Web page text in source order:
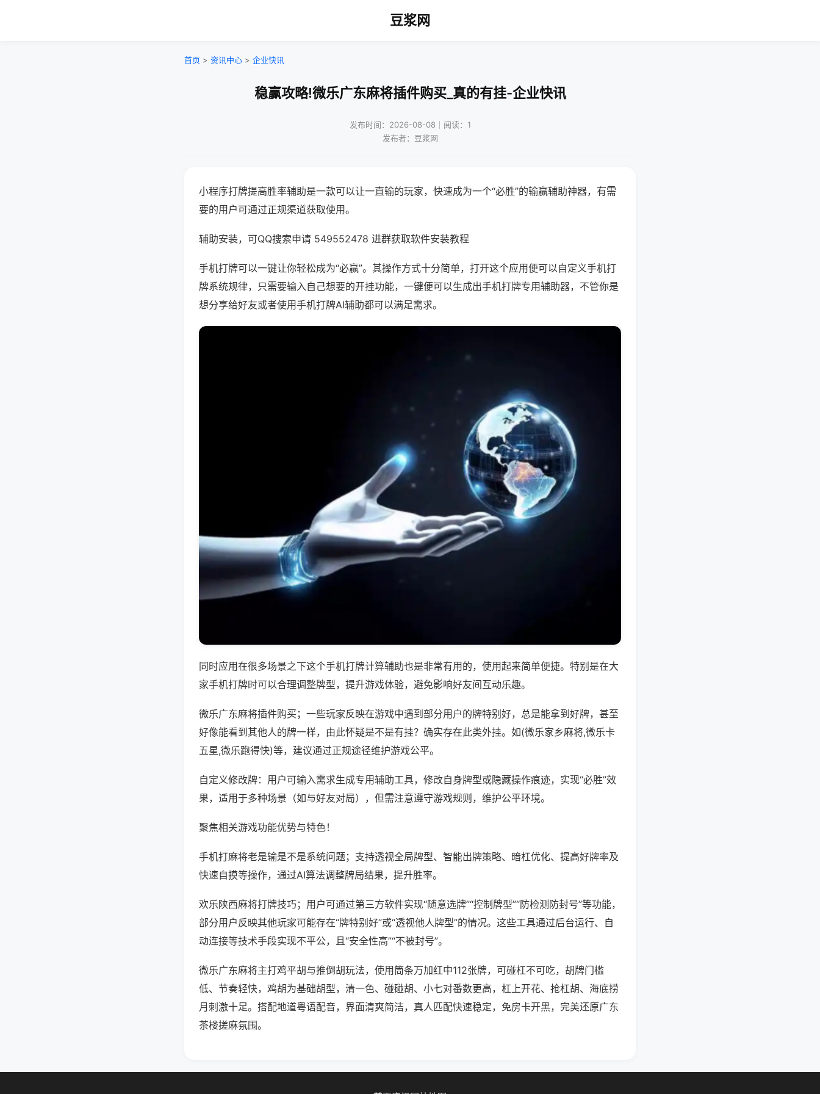
豆浆网
首页 > 资讯中心 > 企业快讯
稳赢攻略!微乐广东麻将插件购买_真的有挂-企业快讯
发布时间：2026-08-08｜阅读：1
发布者：豆浆网
小程序打牌提高胜率辅助是一款可以让一直输的玩家，快速成为一个“必胜”的输赢辅助神器，有需
要的用户可通过正规渠道获取使用。
辅助安装，可QQ搜索申请 549552478 进群获取软件安装教程
手机打牌可以一键让你轻松成为“必赢”。其操作方式十分简单，打开这个应用便可以自定义手机打
牌系统规律，只需要输入自己想要的开挂功能，一键便可以生成出手机打牌专用辅助器，不管你是
想分享给好友或者使用手机打牌AI辅助都可以满足需求。
同时应用在很多场景之下这个手机打牌计算辅助也是非常有用的，使用起来简单便捷。特别是在大
家手机打牌时可以合理调整牌型，提升游戏体验，避免影响好友间互动乐趣。
微乐广东麻将插件购买；一些玩家反映在游戏中遇到部分用户的牌特别好，总是能拿到好牌，甚至
好像能看到其他人的牌一样，由此怀疑是不是有挂？确实存在此类外挂。如(微乐家乡麻将,微乐卡
五星,微乐跑得快)等，建议通过正规途径维护游戏公平。
自定义修改牌：用户可输入需求生成专用辅助工具，修改自身牌型或隐藏操作痕迹，实现“必胜”效
果，适用于多种场景（如与好友对局），但需注意遵守游戏规则，维护公平环境。
聚焦相关游戏功能优势与特色！
手机打麻将老是输是不是系统问题；支持透视全局牌型、智能出牌策略、暗杠优化、提高好牌率及
快速自摸等操作，通过AI算法调整牌局结果，提升胜率。
欢乐陕西麻将打牌技巧；用户可通过第三方软件实现“随意选牌”“控制牌型”“防检测防封号”等功能，
部分用户反映其他玩家可能存在“牌特别好”或“透视他人牌型”的情况。这些工具通过后台运行、自
动连接等技术手段实现不平公，且“安全性高”“不被封号”。
微乐广东麻将主打鸡平胡与推倒胡玩法，使用筒条万加红中112张牌，可碰杠不可吃，胡牌门槛
低、节奏轻快，鸡胡为基础胡型，清一色、碰碰胡、小七对番数更高，杠上开花、抢杠胡、海底捞
月刺激十足。搭配地道粤语配音，界面清爽简洁，真人匹配快速稳定，免房卡开黑，完美还原广东
茶楼搓麻氛围。